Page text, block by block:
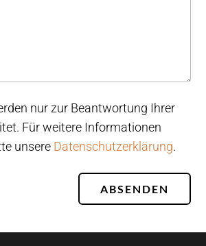
nur zur Beantwortung Ihrer
Für weitere Informationen
unsere Datenschutzerklärung.
ABSENDEN